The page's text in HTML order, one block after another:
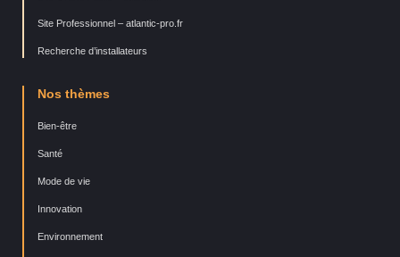
Site Professionnel – atlantic-pro.fr
Recherche d’installateurs
Nos thèmes
Bien-être
Santé
Mode de vie
Innovation
Environnement